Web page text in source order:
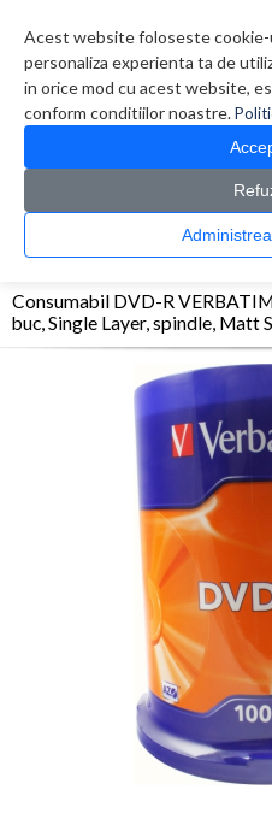
Acest website foloseste cookie-
personaliza experienta ta de
in orice mod cu acest website,
conform conditiilor noastre.
CATALOG PRODUSE
Consumabile
Consumabil DVD-R
buc, Single Layer, spindle, Matt